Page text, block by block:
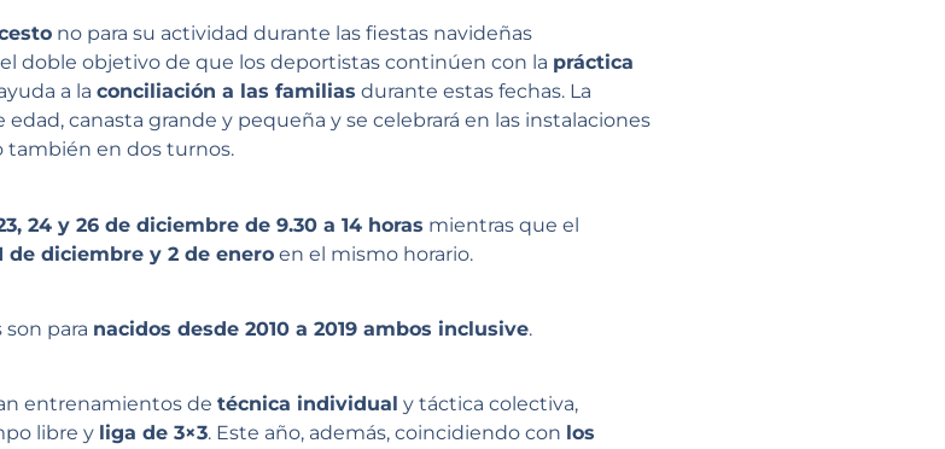
no para su actividad durante las fiestas navideñas
doble objetivo de que los deportistas continúen con la práctica
a la conciliación a las familias durante estas fechas. La
canasta grande y pequeña y se celebrará en las instalaciones
también en dos turnos.
24 y 26 de diciembre de 9.30 a 14 horas mientras que el
de diciembre y 2 de enero en el mismo horario.
para nacidos desde 2010 a 2019 ambos inclusive.
entrenamientos de técnica individual y táctica colectiva,
libre y liga de 3×3. Este año, además, coincidiendo con los